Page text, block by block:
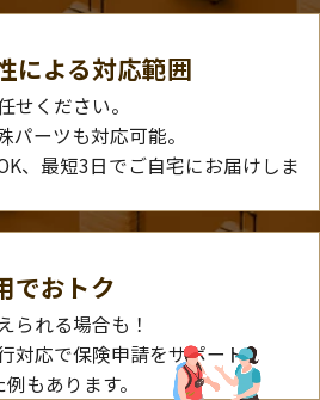
による対応範囲
せください。
パーツも対応可能。
、最短3日でご自宅にお届けしま
でおトク
られる場合も！
対応で保険申請をサポート。
もあります。